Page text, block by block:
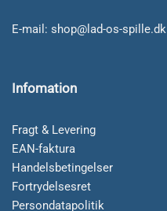
E-mail: shop@lad-os-spille.dk
Infomation
Fragt & Levering
EAN-faktura
Handelsbetingelser
Fortrydelsesret
Persondatapolitik